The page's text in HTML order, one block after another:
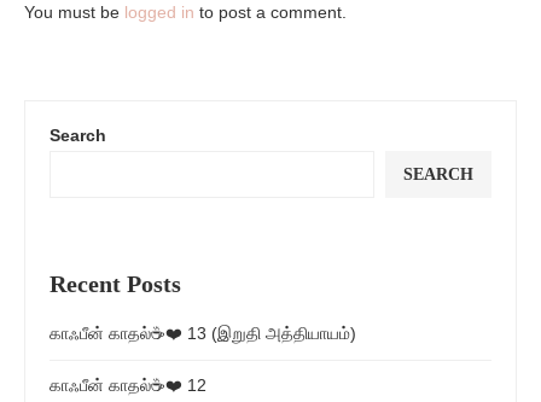
You must be logged in to post a comment.
Search
SEARCH
Recent Posts
காஃபீன் காதல்☕❤️ 13 (இறுதி அத்தியாயம்)
காஃபீன் காதல்☕❤️ 12